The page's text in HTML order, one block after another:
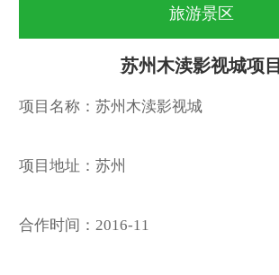
旅游景区
苏州木渎影视城项目
项目名称：苏州木渎影视城
项目地址：苏州
合作时间：2016-11